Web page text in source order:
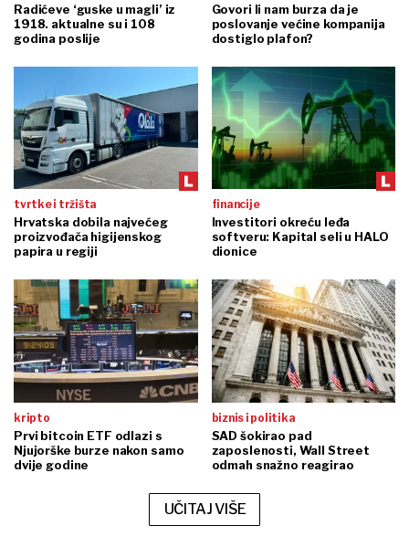
Radićeve ‘guske u magli’ iz
1918. aktualne su i 108
godina poslije
Govori li nam burza da je
poslovanje većine kompanija
dostiglo plafon?
tvrtke i tržišta
Hrvatska dobila najvećeg
proizvođača higijenskog
papira u regiji
financije
Investitori okreću leđa
softveru: Kapital seli u HALO
dionice
kripto
Prvi bitcoin ETF odlazi s
Njujorške burze nakon samo
dvije godine
biznis i politika
SAD šokirao pad
zaposlenosti, Wall Street
odmah snažno reagirao
UČITAJ VIŠE